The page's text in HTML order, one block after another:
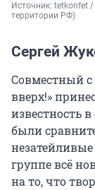
Источник: tetkonfet /
территории РФ)
Сергей
Совместный с
вверх!»
известность
были
группе всё
на то, что